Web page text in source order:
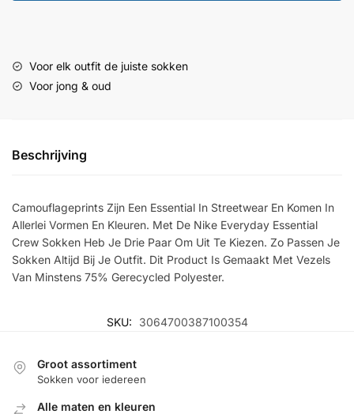
Voor elk outfit de juiste sokken
Voor jong & oud
Beschrijving
Camouflageprints Zijn Een Essential In Streetwear En Komen In
Allerlei Vormen En Kleuren. Met De Nike Everyday Essential
Crew Sokken Heb Je Drie Paar Om Uit Te Kiezen. Zo Passen Je
Sokken Altijd Bij Je Outfit. Dit Product Is Gemaakt Met Vezels
Van Minstens 75% Gerecycled Polyester.
SKU: 3064700387100354
Groot assortiment
Sokken voor iedereen
Alle maten en kleuren